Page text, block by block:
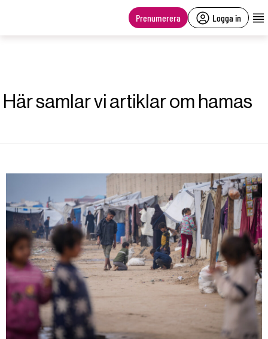
Prenumerera Logga in
Här samlar vi artiklar om hamas